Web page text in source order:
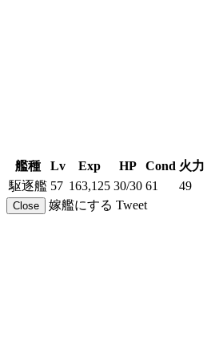
艦種 Lv Exp HP Cond 火力
駆逐艦 57 163,125 30/30 61 49
Close 嫁艦にする Tweet